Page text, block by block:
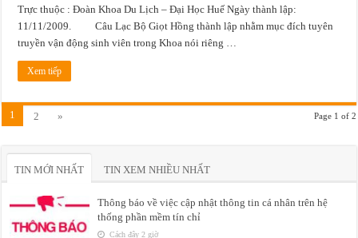
Trực thuộc : Đoàn Khoa Du Lịch – Đại Học Huế Ngày thành lập:
11/11/2009. Câu Lạc Bộ Giọt Hồng thành lập nhằm mục đích tuyên
truyền vận động sinh viên trong Khoa nói riêng …
Xem tiếp
Page 1 of 2
1 2 »
TIN MỚI NHẤT TIN XEM NHIỀU NHẤT
Thông báo về việc cập nhật thông tin cá nhân trên hệ
thống phần mềm tín chỉ
Cách đây 2 giờ